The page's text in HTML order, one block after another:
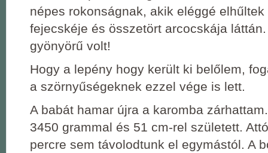
népes rokonságnak, akik eléggé
fejecskéje és összetört arcocskája
gyönyörű volt!
Hogy a lepény hogy került ki belőlem,
a szörnyűségeknek ezzel vége is lett.
A babát hamar újra a karomba
3450 grammal és 51 cm-rel született.
percre sem távolodtunk el egymástól. A